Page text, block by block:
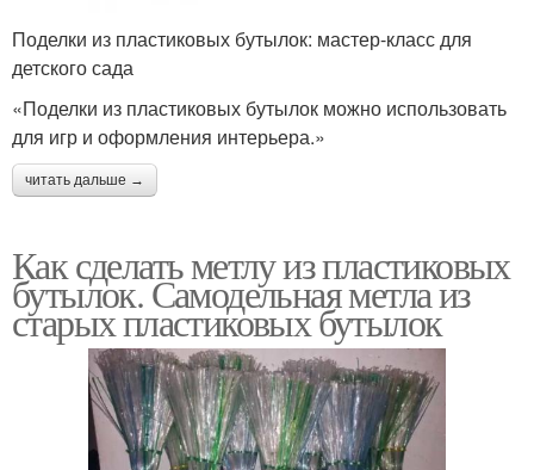
Поделки из пластиковых бутылок: мастер-класс для
детского сада
«Поделки из пластиковых бутылок можно использовать
для игр и оформления интерьера.»
читать дальше →
Как сделать метлу из пластиковых
бутылок. Самодельная метла из
старых пластиковых бутылок